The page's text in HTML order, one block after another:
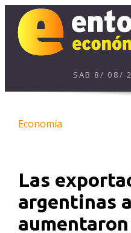
SAB 8/ 08/
Economía
Las
argentinas